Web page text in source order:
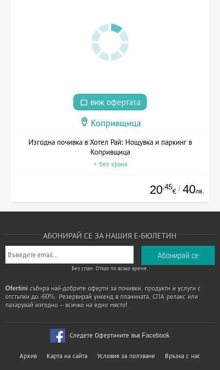
виж офертата
Копривщица
Изгодна почивка в Хотел Рай: Нощувка и паркинг в
Копривщица
+ без храна
20.45
€ / 40лв.
АБОНИРАЙ СЕ ЗА НАШИЯ Е-БЮЛЕТИН
Без спам. Отказ по всяко време.
Ofertini събира най-добрите оферти за почивки, продукти и услуги с
отстъпки до -60%. Резервирай уикенд в планината, СПА релакс или
пазарувай изгодно – всичко на едно място!
Следете Офертините във Facebook
Архив Карта на сайта Условия за ползване Връзка с нас